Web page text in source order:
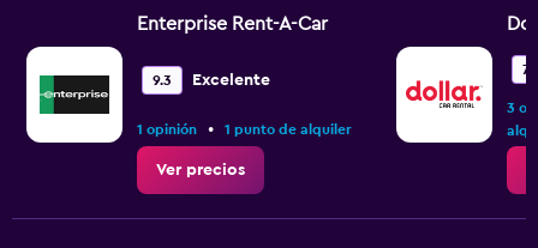
Enterprise Rent-A-Car
9.3 Excelente
1 opinión • 1 punto de alquiler
Ver precios
3